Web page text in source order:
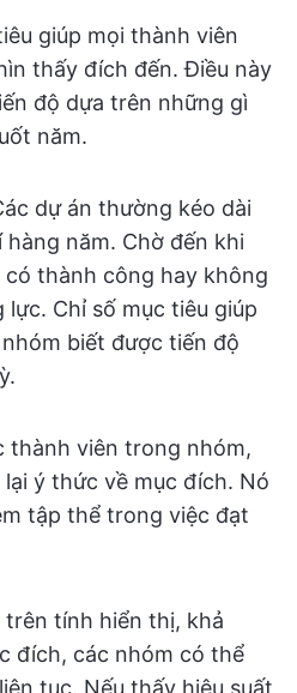
giúp mọi thành viên
thấy đích đến. Điều này
độ dựa trên những gì
năm.
dự án thường kéo dài
năm. Chờ đến khi
thành công hay không
Chỉ số mục tiêu giúp
biết được tiến độ
thành viên trong nhóm,
ý thức về mục đích. Nó
tập thể trong việc đạt
trên tính hiển thị, khả
đích, các nhóm có thể